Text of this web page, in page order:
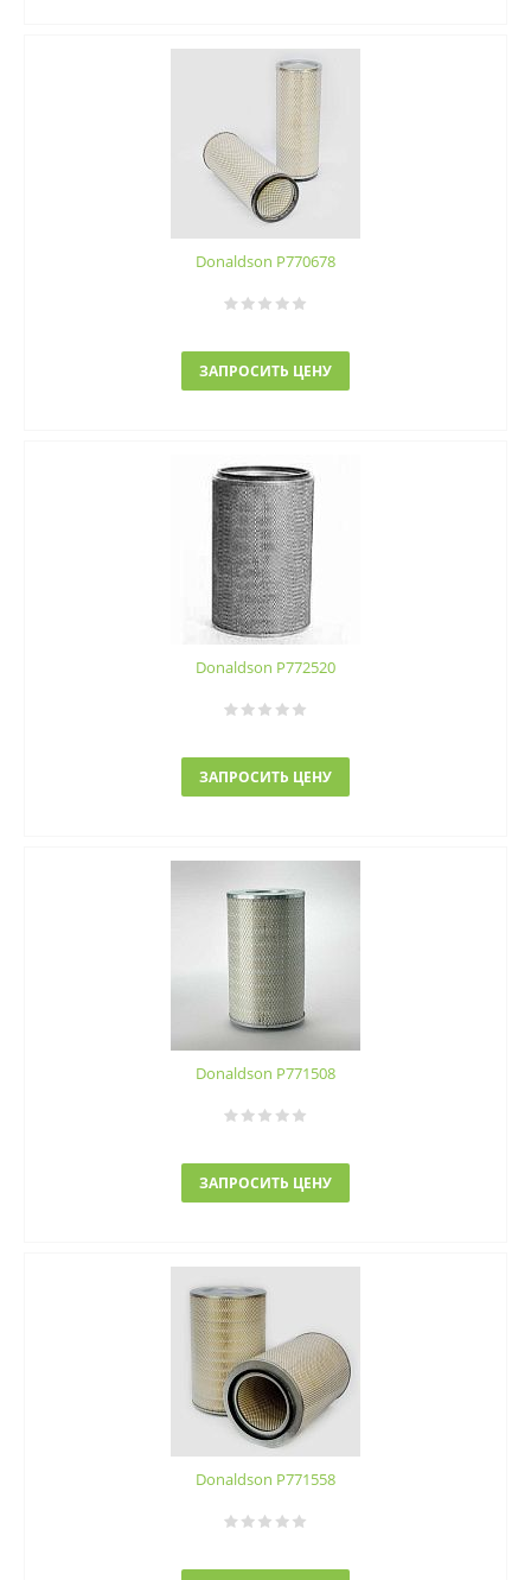
Donaldson P770678
ЗАПРОСИТЬ ЦЕНУ
Donaldson P772520
ЗАПРОСИТЬ ЦЕНУ
Donaldson P771508
ЗАПРОСИТЬ ЦЕНУ
Donaldson P771558